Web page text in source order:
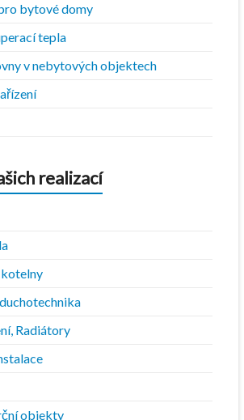
bytové domy
tepla
v nebytových objektech
realizací
Radiátory
objekty